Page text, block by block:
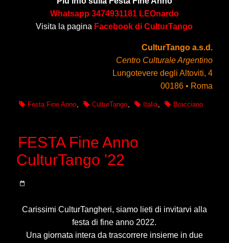
Whatsapp 3474931181 LEOnardo
Visita la pagina Facebook di CulturTango
CulturTango a.s.d.
Centro Culturale Argentino
Lungotevere degli Altoviti, 4
00186 • Roma
Festa Fine Anno, CulturTango, Italia, Bracciano
FESTA Fine Anno
CulturTango '22
Carissimi CulturTangheri, siamo lieti di invitarvi alla
festa di fine anno 2022.
Una giornata intera da trascorrere insieme in due